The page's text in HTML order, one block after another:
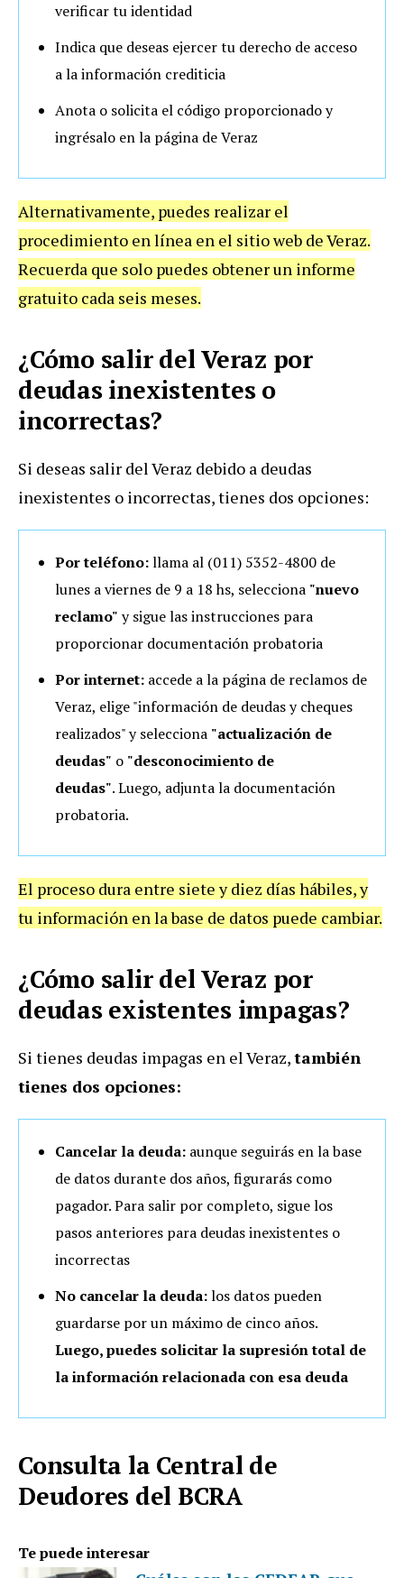
verificar tu identidad
Indica que deseas ejercer tu derecho de acceso
a la información crediticia
Anota o solicita el código proporcionado y
ingrésalo en la página de Veraz
Alternativamente, puedes realizar el
procedimiento en línea en el sitio web de Veraz.
Recuerda que solo puedes obtener un informe
gratuito cada seis meses.
¿Cómo salir del Veraz por
deudas inexistentes o
incorrectas?
Si deseas salir del Veraz debido a deudas
inexistentes o incorrectas, tienes dos opciones:
Por teléfono:llama al (011) 5352-4800 de
lunes a viernes de 9 a 18 hs, selecciona "nuevo
reclamo" y sigue las instrucciones para
proporcionar documentación probatoria
Por internet: accede a la página de reclamos de
Veraz, elige "información de deudas y cheques
realizados" y selecciona "actualización de
deudas" o "desconocimiento de
deudas". Luego, adjunta la documentación
probatoria.
El proceso dura entre siete y diez días hábiles, y
tu información en la base de datos puede cambiar.
¿Cómo salir del Veraz por
deudas existentes impagas?
Si tienes deudas impagas en el Veraz,también
tienes dos opciones:
Cancelar la deuda: aunque seguirás en la base
de datos durante dos años, figurarás como
pagador. Para salir por completo, sigue los
pasos anteriores para deudas inexistentes o
incorrectas
No cancelar la deuda:los datos pueden
guardarse por un máximo de cinco años.
Luego, puedes solicitar la supresión total de
la información relacionada con esa deuda
Consulta la Central de
Deudores del BCRA
Te puede interesar